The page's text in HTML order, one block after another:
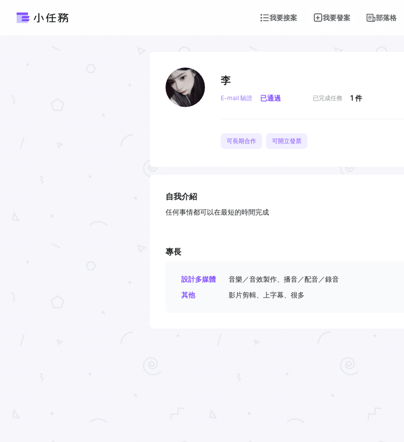
我要接案 我要發案 部落格
李
E-mail 驗證 已通過 已完成任務 1 件
可長期合作 可開立發票
自我介紹
任何事情都可以在最短的時間完成
專長
設計多媒體
音樂／音效製作、播音／配音／錄音
其他
影片剪輯、上字幕、很多